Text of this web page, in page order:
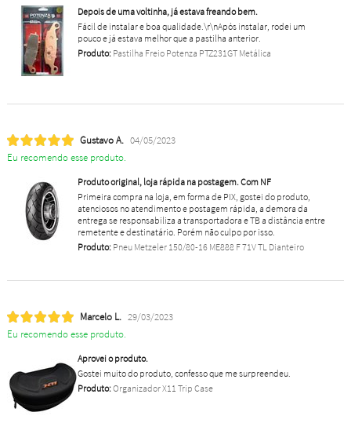
Depois de uma voltinha, já estava freando bem.
Fácil de instalar e boa qualidade.\r\nApós instalar, rodei um
pouco e já estava melhor que a pastilha anterior.
Produto:Pastilha Freio Potenza PTZ231GT Metálica
Gustavo A. 04/05/2023
Eu recomendo esse produto.
Produto original, loja rápida na postagem. Com NF
Primeira compra na loja, em forma de PIX, gostei do produto,
atenciosos no atendimento e postagem rápida, a demora da
entrega se responsabiliza a transportadora e TB a distância entre
remetente e destinatário. Porém não culpo por isso.
Produto:Pneu Metzeler 150/80-16 ME888 F 71V TL Dianteiro
Marcelo L. 29/03/2023
Eu recomendo esse produto.
Aprovei o produto.
Gostei muito do produto, confesso que me surpreendeu.
Produto:Organizador X11 Trip Case